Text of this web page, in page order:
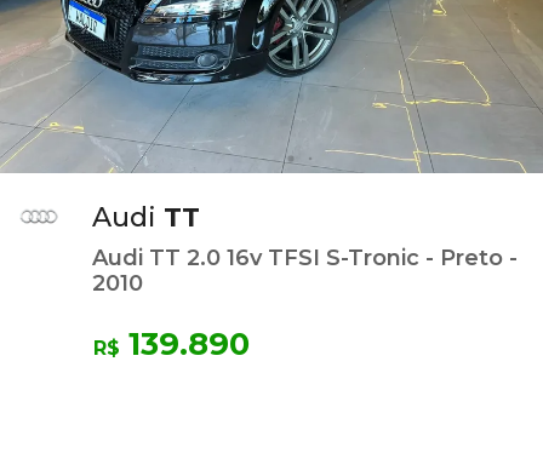
Audi TT
Audi TT 2.0 16v TFSI S-Tronic - Preto -
2010
R$ 139.890